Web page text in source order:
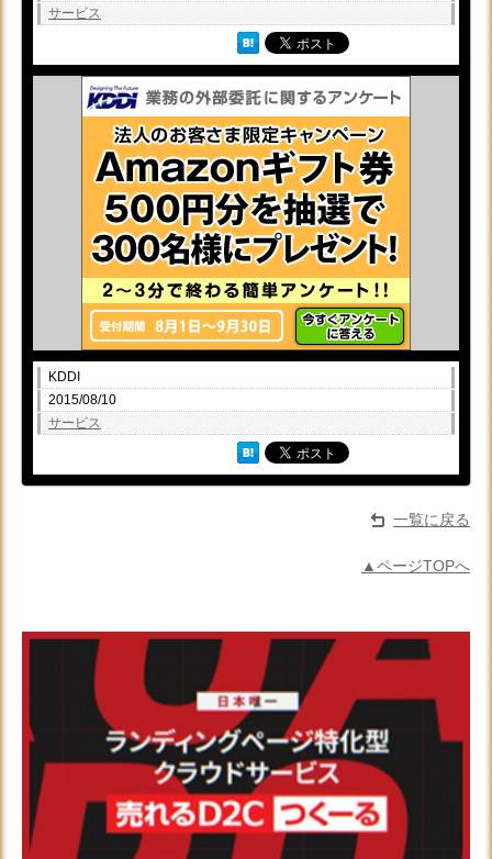
サービス
KDDI
2015/08/10
サービス
一覧に戻る
▲ページTOPへ